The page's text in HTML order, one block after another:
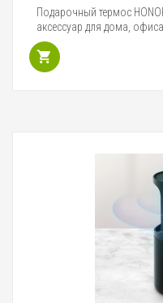
Подарочный термос
аксессуар для дома,